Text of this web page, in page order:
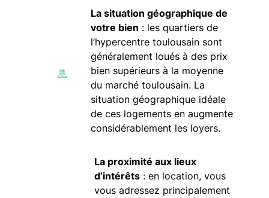
La situation géographique de
votre bien : les quartiers de
l’hypercentre toulousain sont
généralement loués à des prix
bien supérieurs à la moyenne
du marché toulousain. La
situation géographique idéale
de ces logements en augmente
considérablement les loyers.
La proximité aux lieux
d’intérêts: en location, vous
vous adressez principalement